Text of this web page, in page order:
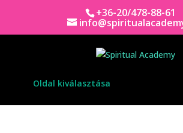
+36-20/478-88-61
Oldal kiválasztása